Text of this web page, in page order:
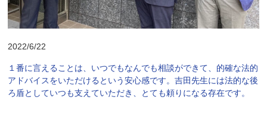
2022/6/22
１番に言えることは、いつでもなんでも相談ができて、的確な法的
アドバイスをいただけるという安心感です。吉田先生には法的な後
ろ盾としていつも支えていただき、とても頼りになる存在です。